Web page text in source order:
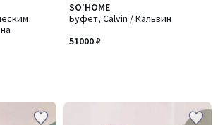
SO'HOME
Буфет, Calvin / Кальвин
51000 ₽